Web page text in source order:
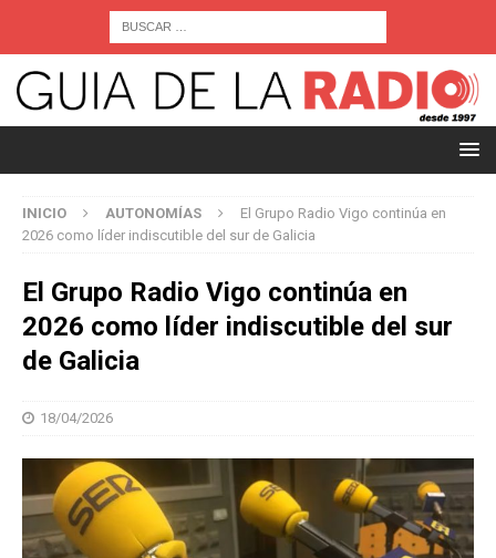
INICIO AUTONOMÍAS
El Grupo Radio Vigo continúa en
2026 como líder indiscutible del sur de Galicia
El Grupo Radio Vigo continúa en
2026 como líder indiscutible del sur
de Galicia
18/04/2026